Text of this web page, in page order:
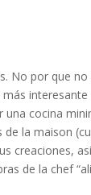
No por que
más
cocina
la maison
creaciones,
de la chef